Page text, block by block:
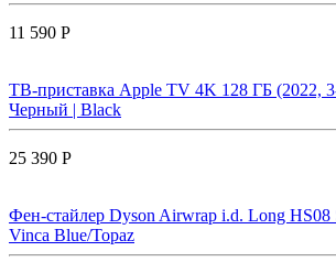
11 590 Р
ТВ-приставка Apple TV 4K 128 ГБ (2022,
Черный | Black
25 390 Р
Фен-стайлер Dyson Airwrap i.d. Long HS08
Vinca Blue/Topaz